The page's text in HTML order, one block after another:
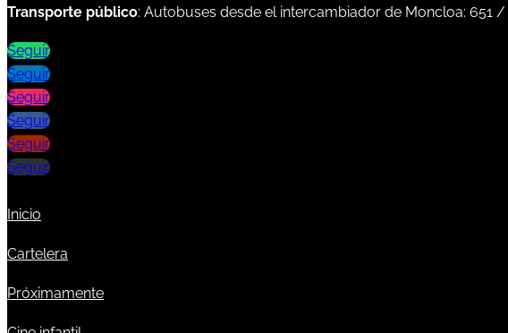
Transporte público: Autobuses desde el intercambiador de Moncloa: 651 /
Seguir
Seguir
Seguir
Seguir
Seguir
Seguir
Inicio
Cartelera
Próximamente